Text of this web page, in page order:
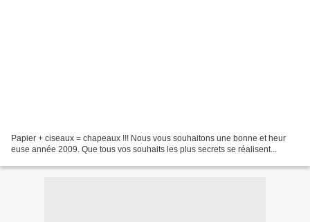
Papier + ciseaux = chapeaux !!! Nous vous souhaitons une bonne et heur
euse année 2009. Que tous vos souhaits les plus secrets se réalisent...